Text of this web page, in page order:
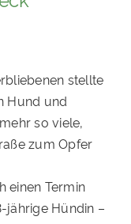
stellte
Hund und
so viele,
zum Opfer
einen Termin
jährige Hündin –